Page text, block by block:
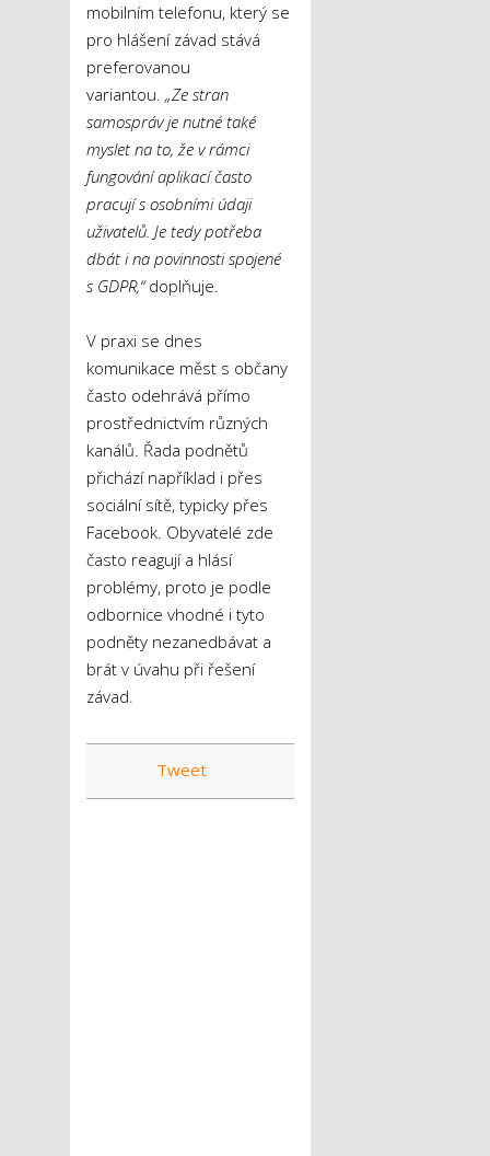
mobilním telefonu, který se
pro hlášení závad stává
preferovanou
variantou. „Ze stran
samospráv je nutné také
myslet na to, že v rámci
fungování aplikací často
pracují s osobními údaji
uživatelů. Je tedy potřeba
dbát i na povinnosti spojené
s GDPR,“doplňuje.
V praxi se dnes
komunikace měst s občany
často odehrává přímo
prostřednictvím různých
kanálů. Řada podnětů
přichází například i přes
sociální sítě, typicky přes
Facebook. Obyvatelé zde
často reagují a hlásí
problémy, proto je podle
odbornice vhodné i tyto
podněty nezanedbávat a
brát v úvahu při řešení
závad.
Tweet